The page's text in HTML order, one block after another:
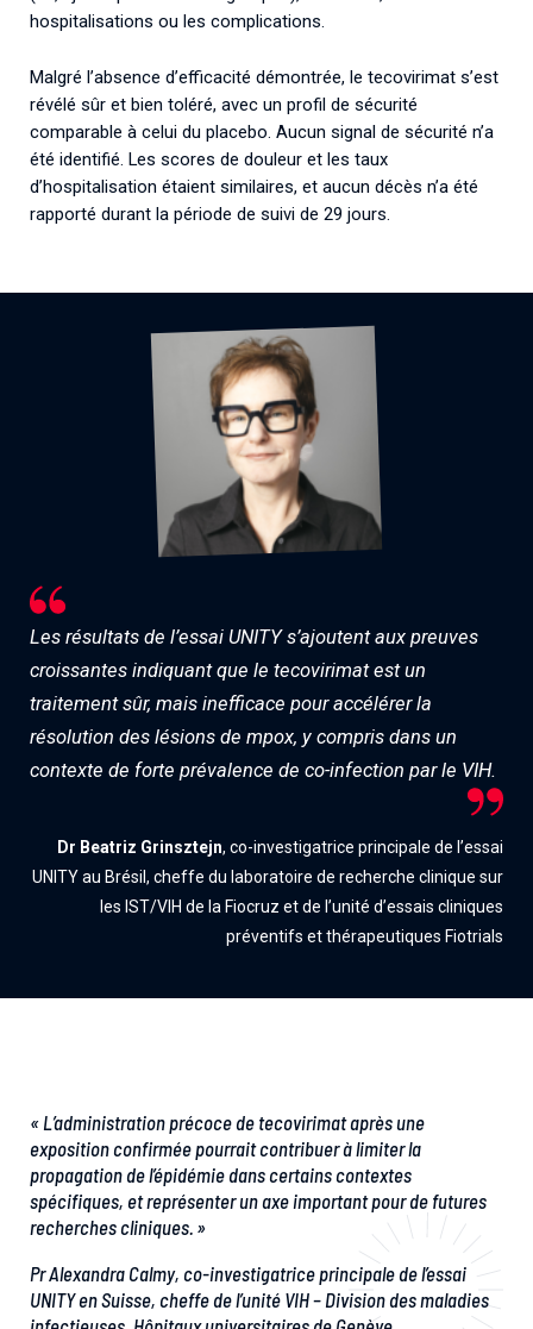
hospitalisations ou les complications.
Malgré l’absence d’efficacité démontrée, le tecovirimat s’est
révélé sûr et bien toléré, avec un profil de sécurité
comparable à celui du placebo. Aucun signal de sécurité n’a
été identifié. Les scores de douleur et les taux
d’hospitalisation étaient similaires, et aucun décès n’a été
rapporté durant la période de suivi de 29 jours.
Les résultats de l’essai UNITY s’ajoutent aux preuves
croissantes indiquant que le tecovirimat est un
traitement sûr, mais inefficace pour accélérer la
résolution des lésions de mpox, y compris dans un
contexte de forte prévalence de co-infection par le VIH.
Dr Beatriz Grinsztejn, co-investigatrice principale de l’essai
UNITY au Brésil, cheffe du laboratoire de recherche clinique sur
les IST/VIH de la Fiocruz et de l’unité d’essais cliniques
préventifs et thérapeutiques Fiotrials
« L’administration précoce de tecovirimat après une
exposition confirmée pourrait contribuer à limiter la
propagation de l’épidémie dans certains contextes
spécifiques, et représenter un axe important pour de futures
recherches cliniques. »
PrAlexandra Calmy, co-investigatrice principale de l’essai
UNITY en Suisse, cheffe de l’unité VIH – Division des maladies